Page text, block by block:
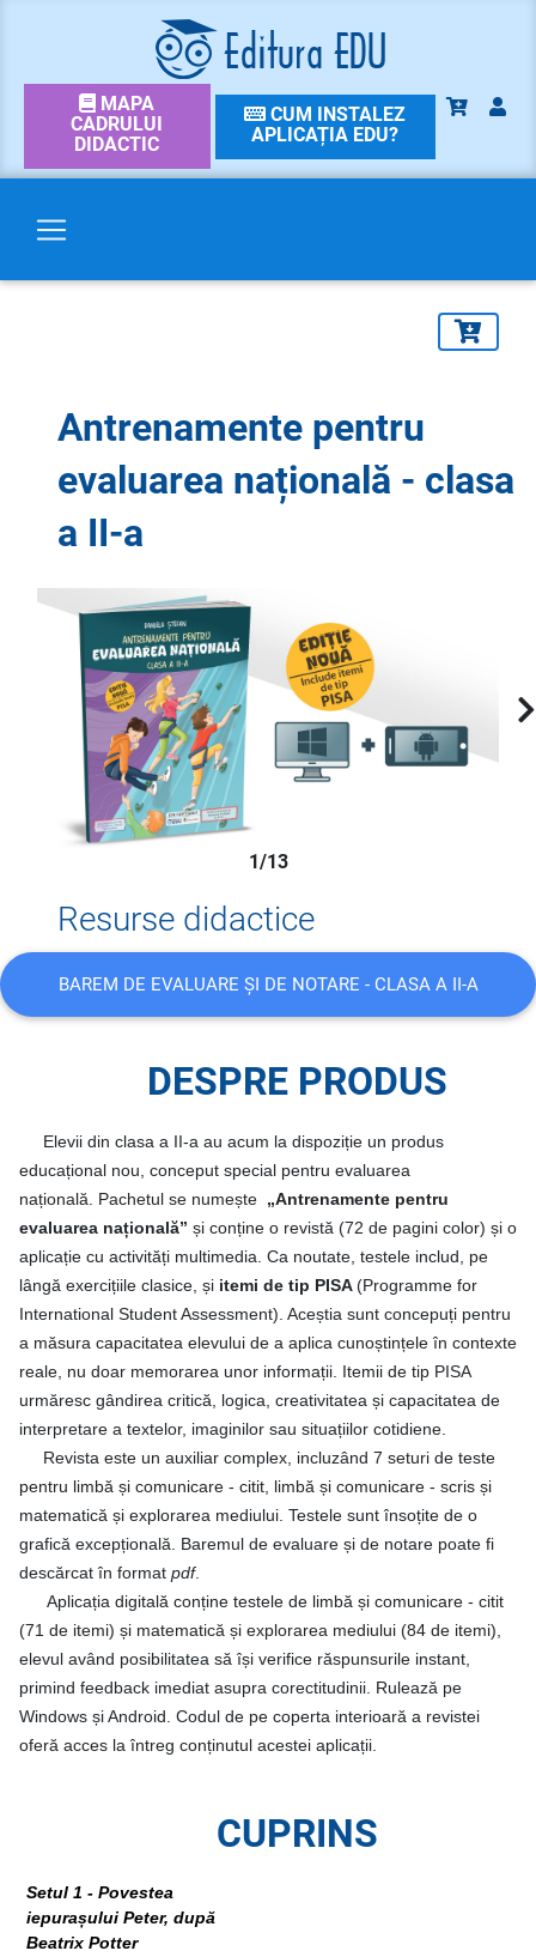
MAPA
CADRULUI
DIDACTIC
CUM INSTALEZ
APLICAȚIA EDU?
Antrenamente pentru
evaluarea națională - clasa
a II-a
1/13
Resurse didactice
BAREM DE EVALUARE ȘI DE NOTARE - CLASA A II-A
DESPRE PRODUS
Elevii din clasa a II-a au acum la dispoziție un produs
educațional nou, conceput special pentru evaluarea
națională. Pachetul se numește „Antrenamente pentru
evaluarea națională” și conține o revistă (72 de pagini color) și o
aplicație cu activități multimedia. Ca noutate, testele includ, pe
lângă exercițiile clasice, și itemi de tip PISA(Programme for
International Student Assessment). Aceștia sunt concepuți pentru
a măsura capacitatea elevului de a aplica cunoștințele în contexte
reale, nu doar memorarea unor informații. Itemii de tip PISA
urmăresc gândirea critică, logica, creativitatea și capacitatea de
interpretare a textelor, imaginilor sau situațiilor cotidiene.
Revista este un auxiliar complex, incluzând 7 seturi de teste
pentru limbă și comunicare - citit, limbă și comunicare - scris și
matematică și explorarea mediului. Testele sunt însoțite de o
grafică excepțională. Baremul de evaluare și de notare poate fi
descărcat în format pdf.
Aplicația digitală conține testele de limbă și comunicare - citit
(71 de itemi) și matematică și explorarea mediului (84 de itemi),
elevul având posibilitatea să își verifice răspunsurile instant,
primind feedback imediat asupra corectitudinii. Rulează pe
Windows și Android. Codul de pe coperta interioară a revistei
oferă acces la întreg conținutul acestei aplicații.
CUPRINS
Setul 1 - Povestea
iepurașului Peter, după
Beatrix Potter